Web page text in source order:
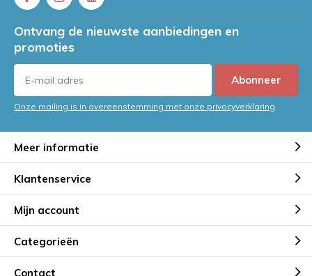
Ontvang de nieuwste aanbiedingen en
promoties
Abonneer
Onze mailing is in overeenstemming met onze privacyverklaring
Meer informatie
Klantenservice
Mijn account
Categorieën
Contact